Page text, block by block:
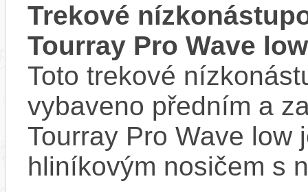
Trekové
Tourray Pro Wave
Toto trekové
vybaveno předním a
Tourray Pro Wave low
hliníkovým nosičem s